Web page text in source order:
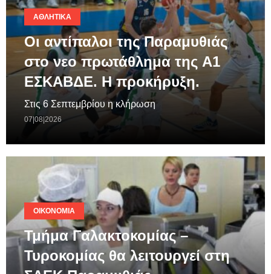
ΑΘΛΗΤΙΚΆ
Οι αντίπαλοι της Παραμυθιάς
στο νεο πρωτάθλημα της A1
ΕΣΚΑΒΔΕ. Η προκήρυξη.
Στις 6 Σεπτεμβρίου η κλήρωση
07|08|2026
ΟΙΚΟΝΟΜΊΑ
Τμήμα Γαλακτοκομίας –
Τυροκομίας θα λειτουργεί στη